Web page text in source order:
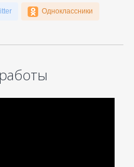
Одноклассники